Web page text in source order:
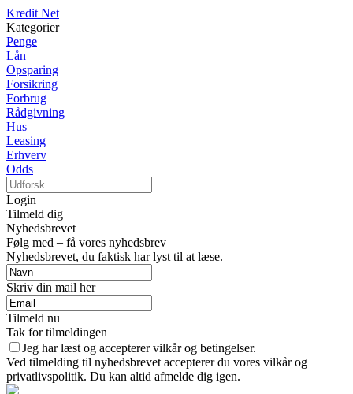
Kredit Net
Kategorier
Penge
Lån
Opsparing
Forsikring
Forbrug
Rådgivning
Hus
Leasing
Erhverv
Odds
Login
Tilmeld dig
Nyhedsbrevet
Følg med – få vores nyhedsbrev
Nyhedsbrevet, du faktisk har lyst til at læse.
Skriv din mail her
Tilmeld nu
Tak for tilmeldingen
Jeg har læst og accepterer vilkår og betingelser.
Ved tilmelding til nyhedsbrevet accepterer du vores vilkår og
privatlivspolitik. Du kan altid afmelde dig igen.